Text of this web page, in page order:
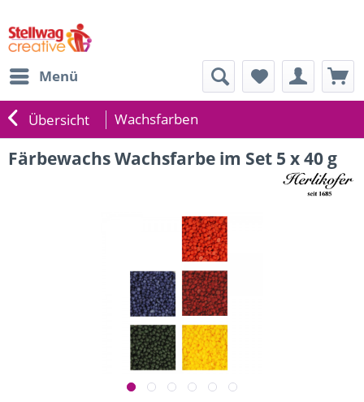
Menü
Übersicht Wachsfarben
Färbewachs Wachsfarbe im Set 5 x 40 g